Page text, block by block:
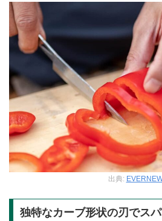
出典:
独特なカーブ形状の刃でス